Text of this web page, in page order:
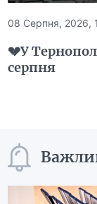
08 Серпня, 2026,
💔У
серпня